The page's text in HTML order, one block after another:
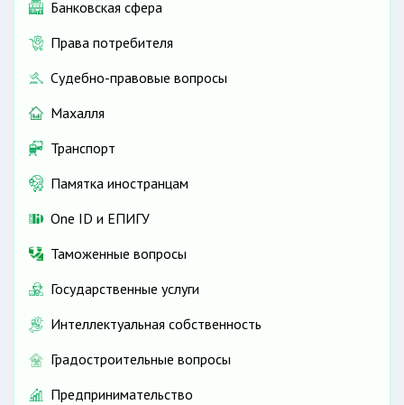
Банковская сфера
Права потребителя
Судебно-правовые вопросы
Махалля
Транспорт
Памятка иностранцам
One ID и ЕПИГУ
Таможенные вопросы
Государственные услуги
Интеллектуальная собственность
Градостроительные вопросы
Предпринимательство